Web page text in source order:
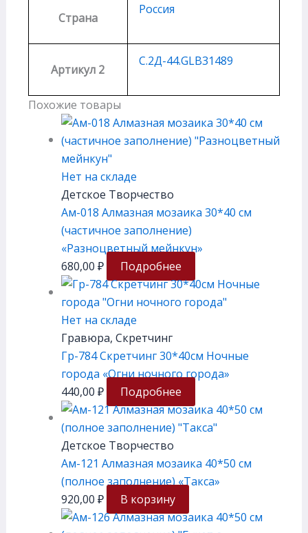
Страна
Россия
Артикул 2
С.2Д-44.GLB31489
Похожие товары
Нет на складе
Детское Творчество
Ам-018 Алмазная мозаика 30*40 см
(частичное заполнение)
«Разноцветный мейнкун»
680,00 ₽ Подробнее
Нет на складе
Гравюра, Скретчинг
Гр-784 Скретчинг 30*40см Ночные
города «Огни ночного города»
440,00 ₽ Подробнее
Детское Творчество
Ам-121 Алмазная мозаика 40*50 см
(полное заполнение) «Такса»
920,00 ₽ В корзину